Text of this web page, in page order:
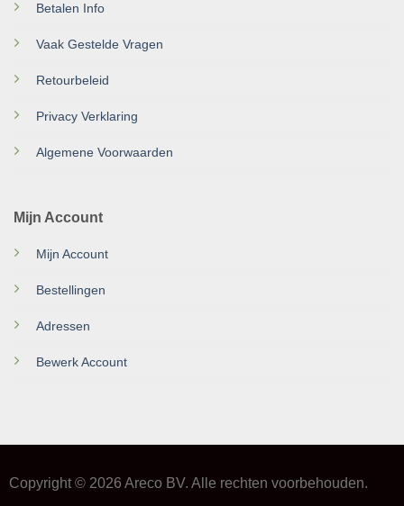
Betalen Info
Vaak Gestelde Vragen
Retourbeleid
Privacy Verklaring
Algemene Voorwaarden
Mijn Account
Mijn Account
Bestellingen
Adressen
Bewerk Account
Copyright © 2026 Areco BV. Alle rechten voorbehouden.